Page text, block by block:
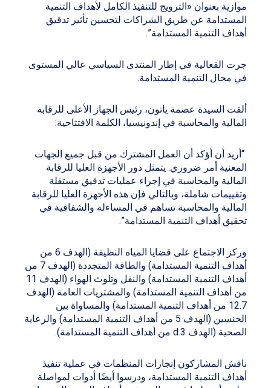
موازية بعنوان «الترويج للتنفيذ الكامل لأهداف التنمية
المستدامة عن طريق الشراكات لتحسين تأثير تدقيق
أهداف التنمية المستدامة”.
جرت الفعالية في إطار المنتدى السياسي عالي المستوى
في مجال التنمية المستدامة.
ألقت السيدة عصمة ياتون، رئيس الجهاز الأعلى للرقابة
المالية والمحاسبة في إندونيسيا، الكلمة الافتتاحية:
“أريد أن أؤكد أن العمل المشترك من قبل جميع الجهات
المعنية أمر ضروري. يتمثل دور الأجهزة العليا للرقابة
المالية والمحاسبة في إجراء عمليات تدقيق مستقلة
وتقييمات شاملة، وبالتالي فإن هذه الأجهزة العليا للرقابة
المالية والمحاسبة تساهم في المساءلة والشفافية في
تحقيق أهداف التنمية المستدامة”.
وركز الاجتماع على قضايا المياه النظيفة (الهدف 6 من
أهداف التنمية المستدامة) والطاقة المتجددة (الهدف 7 من
أهداف التنمية المستدامة) والنقل وتلوث الهواء (الهدف 11
من أهداف التنمية المستدامة) والمشتريات العامة (الهدف
12.7 من أهداف التنمية المستدامة) والمساواة بين
الجنسين (الهدف 5 من أهداف التنمية المستدامة) والرعاية
الصحية (الهدف 3.d من أهداف التنمية المستدامة).
ناقش المشاركون إنجازات المنظمات في عملية تنفيذ
أهداف التنمية المستدامة، ودرسوا أيضًا أدوات لمواصلة